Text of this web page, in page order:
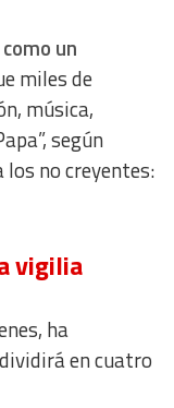
un
miles de
música,
según
los no creyentes:
vigilia
ha
en cuatro